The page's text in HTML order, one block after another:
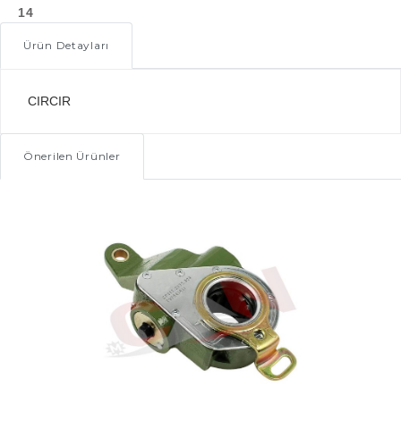
14
Ürün Detayları
CIRCIR
Önerilen Ürünler